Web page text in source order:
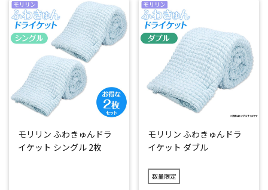
モリリン ふわきゅんドラ
イケット シングル 2枚
モリリン ふわきゅんドラ
イケット ダブル
数量限定